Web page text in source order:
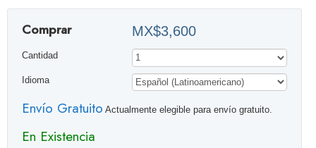
Comprar MX$3,600
Cantidad
Idioma
Envío Gratuito Actualmente elegible para envío gratuito.
En Existencia